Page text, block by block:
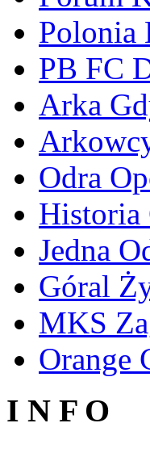
Polonia
PB FC
Arka
Odra
Historia
Jedna
Góral
MKS
Orange
I N F O